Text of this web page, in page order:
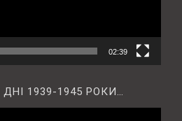
02:39
1939-1945 РОКИ…